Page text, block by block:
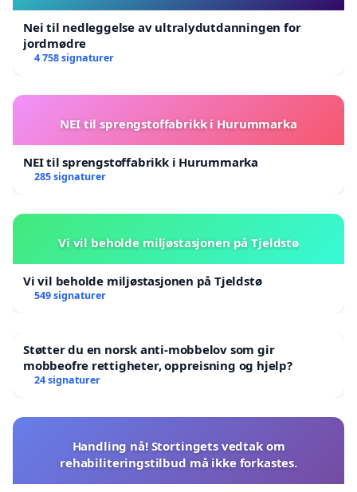
Nei til nedleggelse av ultralydutdanningen for
jordmødre
4 758 signaturer
NEI til sprengstoffabrikk i Hurummarka
NEI til sprengstoffabrikk i Hurummarka
285 signaturer
Vi vil beholde miljøstasjonen på Tjeldstø
Vi vil beholde miljøstasjonen på Tjeldstø
549 signaturer
Støtter du en norsk anti-mobbelov som gir
mobbeofre rettigheter, oppreisning og hjelp?
24 signaturer
Handling nå! Stortingets vedtak om
rehabiliteringstilbud må ikke forkastes.